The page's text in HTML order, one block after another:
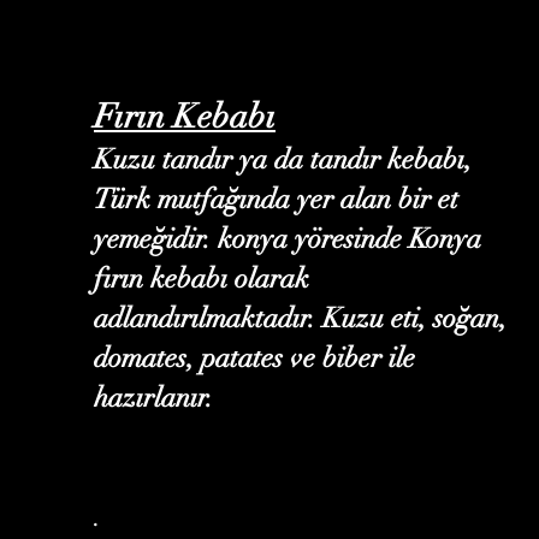
Fırın Kebabı
Kuzu tandır ya da tandır kebabı,
Türk mutfağında yer alan bir et
yemeğidir. konya yöresinde Konya
fırın kebabı olarak
adlandırılmaktadır. Kuzu eti, soğan,
domates, patates ve biber ile
hazırlanır.
.